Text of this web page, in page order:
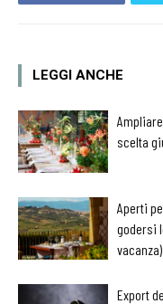
LEGGI ANCHE
scelta
Aperti
godersi
vacanza)
Export